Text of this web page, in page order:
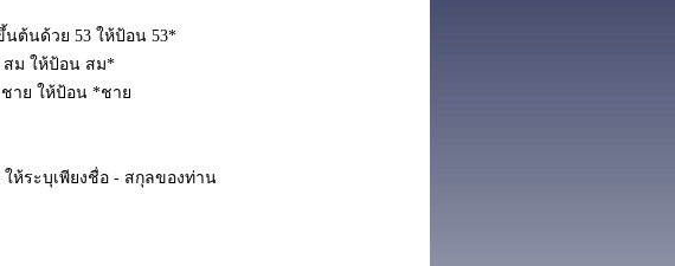
ต้นด้วย 53 ให้ป้อน 53*
สม ให้ป้อน สม*
าย ให้ป้อน *ชาย
ห้ระบุเพียงชื่อ - สกุลของท่าน